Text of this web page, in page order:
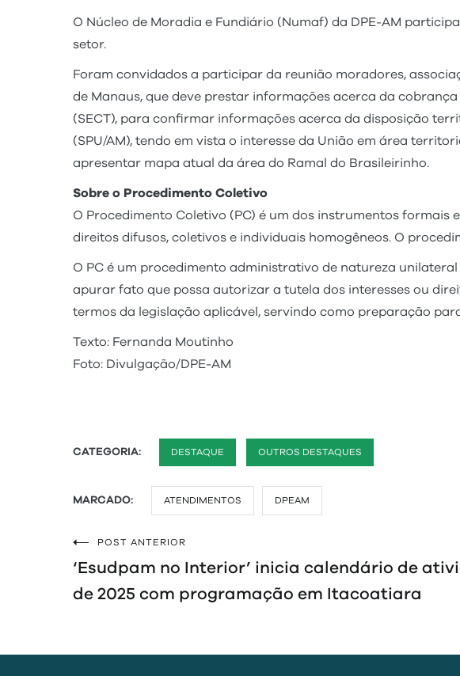
O Núcleo de Moradia e Fundiário (Numaf) da DPE-AM
setor.
Foram convidados a participar da reunião moradores,
de Manaus, que deve prestar informações acerca da
(SECT), para confirmar informações acerca da disposição
(SPU/AM), tendo em vista o interesse da União em área
apresentar mapa atual da área do Ramal do Brasileirinho.
Sobre o Procedimento Coletivo
O Procedimento Coletivo (PC) é um dos instrumentos
direitos difusos, coletivos e individuais homogêneos. O
O PC é um procedimento administrativo de natureza
apurar fato que possa autorizar a tutela dos interesses ou
termos da legislação aplicável, servindo como preparação
Texto: Fernanda Moutinho
Foto: Divulgação/DPE-AM
CATEGORIA: DESTAQUE OUTROS DESTAQUES
MARCADO: ATENDIMENTOS DPEAM
Navegação
de
POST ANTERIOR
‘Esudpam no Interior’ inicia calendário de
de 2025 com programação em Itacoatiara